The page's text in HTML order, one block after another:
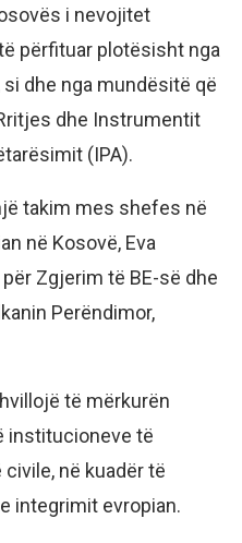
i nevojitet
përfituar plotësisht nga
dhe nga mundësitë që
dhe Instrumentit
(IPA).
takim mes shefes në
në Kosovë, Eva
Zgjerim të BE-së dhe
Perëndimor,
të mërkurën
institucioneve të
në kuadër të
integrimit evropian.